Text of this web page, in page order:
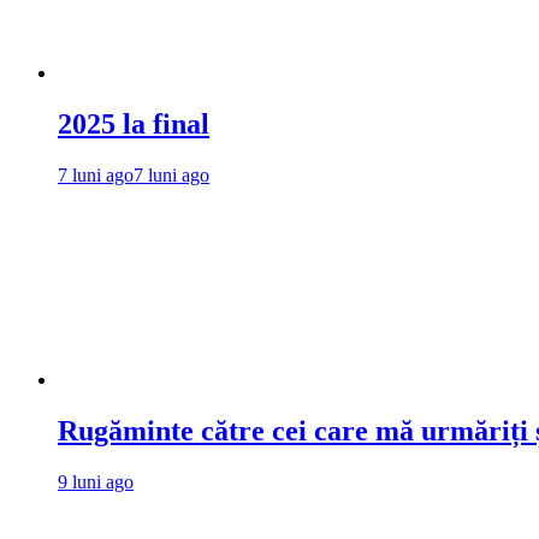
2025 la final
7 luni ago7 luni ago
Rugăminte către cei care mă urmăriți
9 luni ago